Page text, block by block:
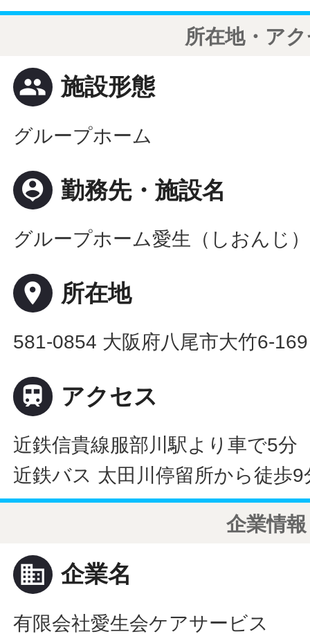
所在地・ア
people 施設形態
グループホーム
person_pin 勤務先・施設名
グループホーム愛生（しおんじ）
place 所在地
581-0854 大阪府八尾市大竹6-169
 アクセス
近鉄信貴線服部川駅より車で5分
近鉄バス 太田川停留所から徒歩9
企業情報
business 企業名
有限会社愛生会ケアサービス